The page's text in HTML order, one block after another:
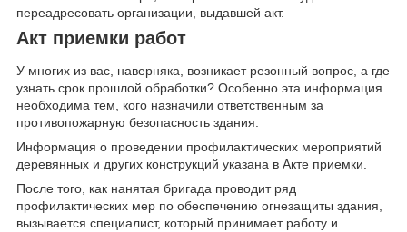
переадресовать организации, выдавшей акт.
Акт приемки работ
У многих из вас, наверняка, возникает резонный вопрос, а где
узнать срок прошлой обработки? Особенно эта информация
необходима тем, кого назначили ответственным за
противопожарную безопасность здания.
Информация о проведении профилактических мероприятий
деревянных и других конструкций указана в Акте приемки.
После того, как нанятая бригада проводит ряд
профилактических мер по обеспечению огнезащиты здания,
вызывается специалист, который принимает работу и